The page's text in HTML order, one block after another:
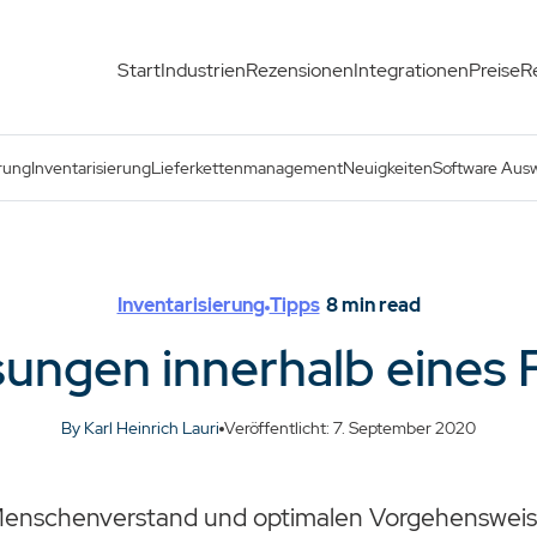
StartIndustrienRezensionenIntegrationenPreise
InventarisierungLieferkettenmanagementNeuigkeitenSoftware
ERPs
InventarisierungTipps 8min read
innerhalb eines
By Karl Heinrich Lauri Veröffentlicht: 7. September 2020
und optimalen